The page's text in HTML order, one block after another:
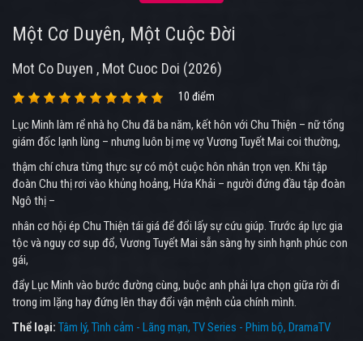
Một Cơ Duyên, Một Cuộc Đời
Mot Co Duyen , Mot Cuoc Doi (2026)
10 điểm
Lục Minh làm rể nhà họ Chu đã ba năm, kết hôn với Chu Thiện – nữ tổng
giám đốc lạnh lùng – nhưng luôn bị mẹ vợ Vương Tuyết Mai coi thường,
thậm chí chưa từng thực sự có một cuộc hôn nhân trọn vẹn. Khi tập
đoàn Chu thị rơi vào khủng hoảng, Hứa Khải – người đứng đầu tập đoàn
Ngô thị –
nhân cơ hội ép Chu Thiện tái giá để đổi lấy sự cứu giúp. Trước áp lực gia
tộc và nguy cơ sụp đổ, Vương Tuyết Mai sẵn sàng hy sinh hạnh phúc con
gái,
đẩy Lục Minh vào bước đường cùng, buộc anh phải lựa chọn giữa rời đi
trong im lặng hay đứng lên thay đổi vận mệnh của chính mình.
Thể loại: Tâm lý Tình cảm - Lãng mạn TV Series - Phim bộ DramaTV